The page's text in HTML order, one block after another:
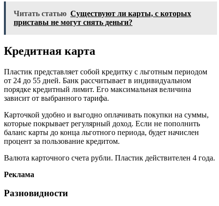
Читать статью Существуют ли карты, с которых
приставы не могут снять деньги?
Кредитная карта
Пластик представляет собой кредитку с льготным периодом
от 24 до 55 дней. Банк рассчитывает в индивидуальном
порядке кредитный лимит. Его максимальная величина
зависит от выбранного тарифа.
Карточкой удобно и выгодно оплачивать покупки на суммы,
которые покрывает регулярный доход. Если не пополнить
баланс карты до конца льготного периода, будет начислен
процент за пользование кредитом.
Валюта карточного счета рубли. Пластик действителен 4 года.
Реклама
Разновидности